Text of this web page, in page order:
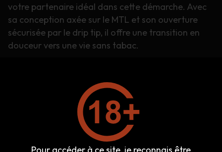
votre partenaire idéal dans cette démarche. Avec
sa conception axée sur le MTL et son ouverture
sécurisée par le drip tip, il offre une transition en
douceur vers une vie sans tabac.
vapotage. C’est une porte ouverte vers une vie
sans tabac, avec style et simplicité. Faites le
premier pas vers une nouvelle ère de bien-être,
commandez votre X-Rogue Mini V2 dès
maintenant et commencez votre parcours vers une
Pour accéder à ce site, je reconnais être